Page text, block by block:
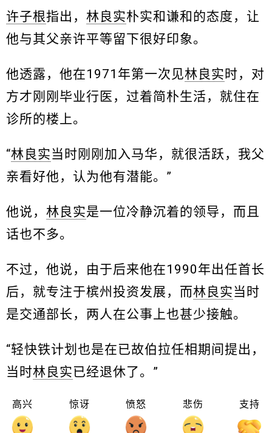
许子根指出， 林良实朴实和谦和的态度，让
他与其父亲许平等留下很好印象。
他透露，他在1971年第一次见林良实 时，对
方才刚刚毕业行医，过着简朴生活，就住在
诊所的楼上。
“林良实当时刚刚加入马华，就很活跃，我父
亲看好他，认为他有潜能。”
他说， 林良实是一位冷静沉着的领导，而且
话也不多。
不过，他说，由于后来他在1990年出任首长
后，就专注于槟州投资发展，而林良实当时
是交通部长，两人在公事上也甚少接触。
“轻快铁计划也是在已故伯拉任相期间提出，
当时林良实已经退休了。”
高兴 惊讶 愤怒 悲伤 支持